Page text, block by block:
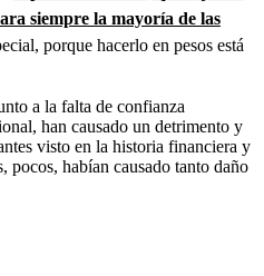
siempre la mayoría de las
porque hacerlo en pesos está
a la falta de confianza
han causado un detrimento y
visto en la historia financiera y
pocos, habían causado tanto daño